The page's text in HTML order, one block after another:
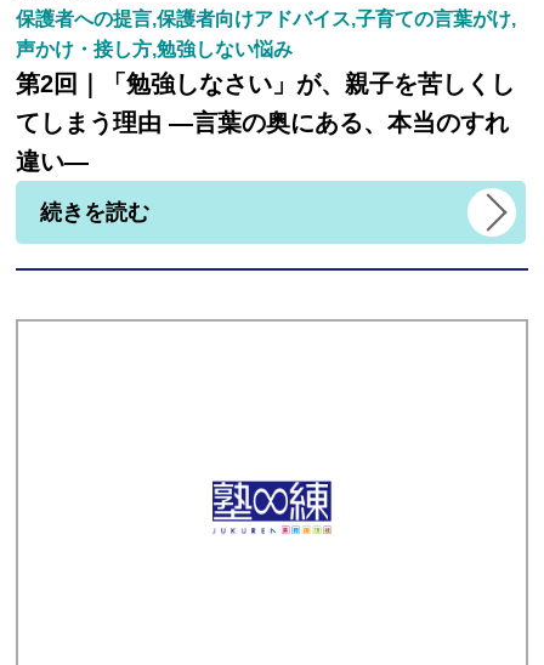
保護者への提言,保護者向けアドバイス,子育ての言葉がけ,
声かけ・接し方,勉強しない悩み
第2回｜「勉強しなさい」が、親子を苦しくし
てしまう理由 ―言葉の奥にある、本当のすれ
違い―
続きを読む